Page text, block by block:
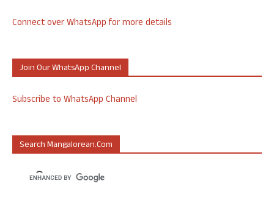
Connect over WhatsApp for more details
Join Our WhatsApp Channel
Subscribe to WhatsApp Channel
Search Mangalorean.com